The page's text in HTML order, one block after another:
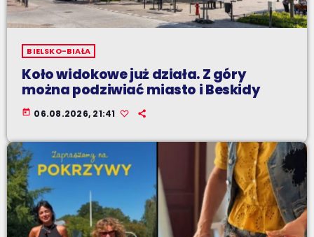
BIELSKO-BIAŁA
Koło widokowe już działa. Z góry
można podziwiać miasto i Beskidy
today 06.08.2026, 21:41